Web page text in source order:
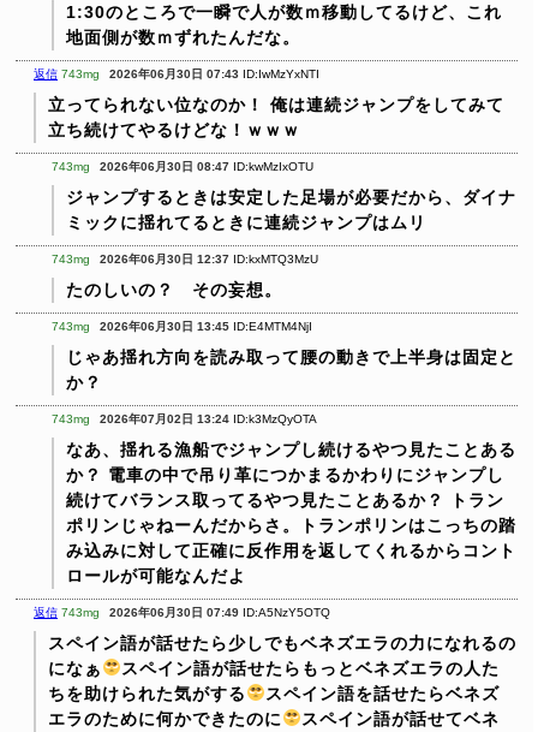
1:30のところで一瞬で人が数ｍ移動してるけど、これ
地面側が数ｍずれたんだな。
返信 743mg 2026年06月30日 07:43 ID:IwMzYxNTI
立ってられない位なのか！
俺は連続ジャンプをしてみて
立ち続けてやるけどな！ｗｗｗ
743mg 2026年06月30日 08:47 ID:kwMzIxOTU
ジャンプするときは安定した足場が必要だから、ダイナ
ミックに揺れてるときに連続ジャンプはムリ
743mg 2026年06月30日 12:37 ID:kxMTQ3MzU
たのしいの？ その妄想。
743mg 2026年06月30日 13:45 ID:E4MTM4NjI
じゃあ揺れ方向を読み取って腰の動きで上半身は固定と
か？
743mg 2026年07月02日 13:24 ID:k3MzQyOTA
なあ、揺れる漁船でジャンプし続けるやつ見たことある
か？
電車の中で吊り革につかまるかわりにジャンプし
続けてバランス取ってるやつ見たことあるか？
トラン
ポリンじゃねーんだからさ。トランポリンはこっちの踏
み込みに対して正確に反作用を返してくれるからコント
ロールが可能なんだよ
返信 743mg 2026年06月30日 07:49 ID:A5NzY5OTQ
スペイン語が話せたら少しでもベネズエラの力になれるの
になぁ
スペイン語が話せたらもっとベネズエラの人た
ちを助けられた気がする
スペイン語を話せたらベネズ
エラのために何かできたのに
スペイン語が話せてベネ